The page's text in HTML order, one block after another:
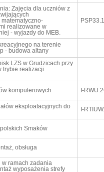
Zajęcia dla uczniów z
realizowane w
- wyjazdy do MEB.
na terenie
- budowa altany
LZS w Grudzicach przy
trybie realizacji
komputerowych I-
eksploatacyjnych do
I-
Smaków
obsługa
ramach zadania
wyposażenia strefy